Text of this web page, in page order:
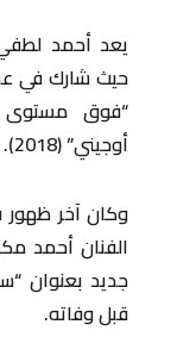
يعد أحمد
حيث شارك في
أوجيني” (2018).
وكان آخر
الفنان أحمد
جديد بعنوان
قبل وفاته.